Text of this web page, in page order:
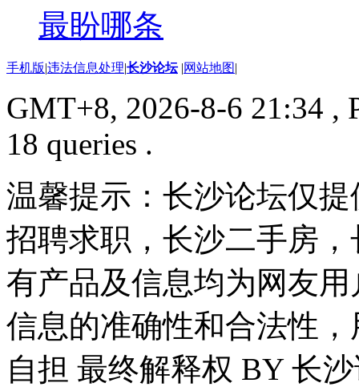
最盼哪条
手机版|违法信息处理|长沙论坛 |网站地图|
GMT+8, 2026-8-6 21:34 ,
18 queries .
温馨提示：长沙论坛仅
招聘求职，长沙二手房
有产品及信息均为网友
信息的准确性和合法性
自担 最终解释权 BY 长